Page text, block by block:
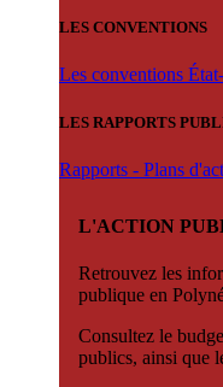
LES CONVENTIONS
Les conventions
LES RAPPORTS
Rapports - Plans
L'ACTION
Retrouvez les
publique en
Consultez le
publics, ainsi que